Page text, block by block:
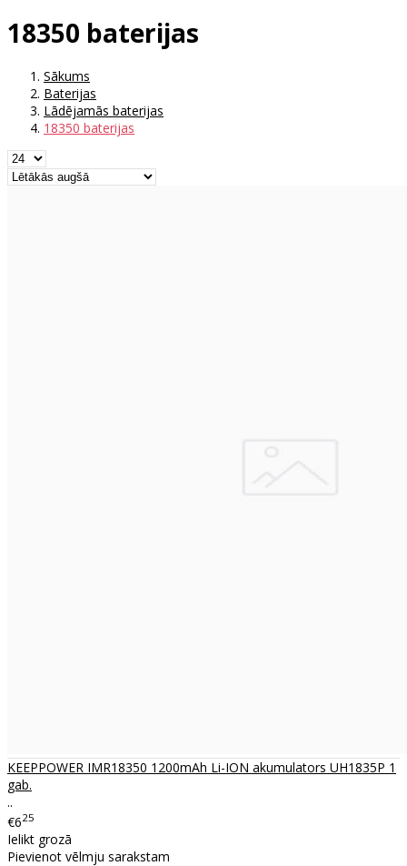
18350 baterijas
Sākums
Baterijas
Lādējamās baterijas
18350 baterijas
KEEPPOWER IMR18350 1200mAh Li-ION akumulators UH1835P 1
gab.
..
€625
Ielikt grozā
Pievienot vēlmju sarakstam